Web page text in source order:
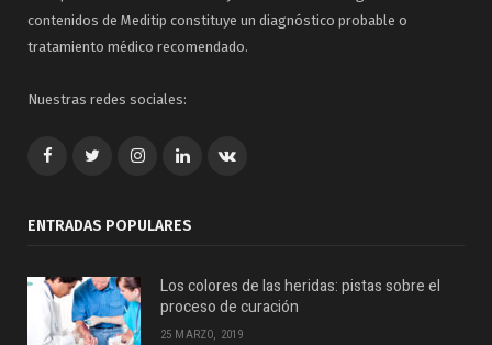
contenidos de Meditip constituye un diagnóstico probable o
tratamiento médico recomendado.
Nuestras redes sociales:
FacebookTwitterGoogle+LinkedInVK
ENTRADAS POPULARES
Los colores de las heridas: pistas sobre el
proceso de curación
25 MARZO, 2019